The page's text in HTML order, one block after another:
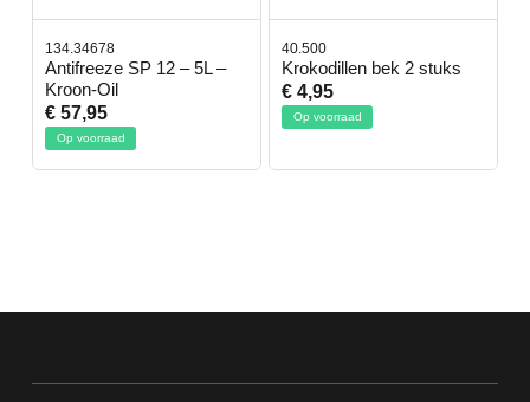
134.34678
Antifreeze SP 12 – 5L –
Kroon-Oil
€ 57,95
Op voorraad
40.500
Krokodillen bek 2 stuks
€ 4,95
Op voorraad